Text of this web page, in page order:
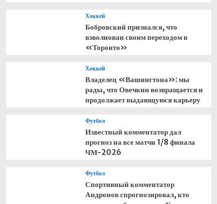
Хоккей
Бобровский признался, что
взволнован своим переходом в
«Торонто»
Хоккей
Владелец «Вашингтона»: мы
рады, что Овечкин возвращается и
продолжает выдающуюся карьеру
Футбол
Известный комментатор дал
прогноз на все матчи 1/8 финала
ЧМ-2026
Футбол
Спортивный комментатор
Андронов спрогнозировал, кто